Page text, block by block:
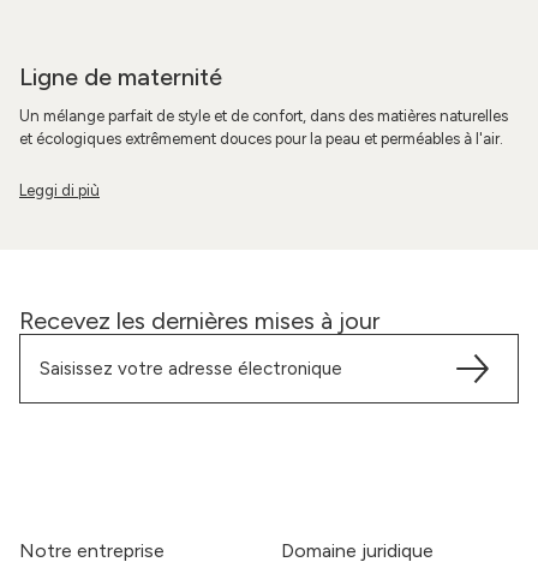
Ligne de maternité
Un mélange parfait de style et de confort, dans des matières naturelles
et écologiques extrêmement douces pour la peau et perméables à l'air.
Recevez les dernières mises à jour
Notre entreprise Domaine juridique